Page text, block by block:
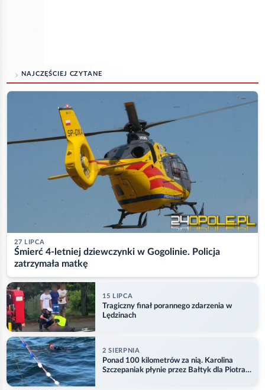
NAJCZĘŚCIEJ CZYTANE
27 LIPCA
Śmierć 4-letniej dziewczynki w Gogolinie. Policja
zatrzymała matkę
15 LIPCA
Tragiczny finał porannego zdarzenia w
Lędzinach
2 SIERPNIA
Ponad 100 kilometrów za nią. Karolina
Szczepaniak płynie przez Bałtyk dla Piotra.